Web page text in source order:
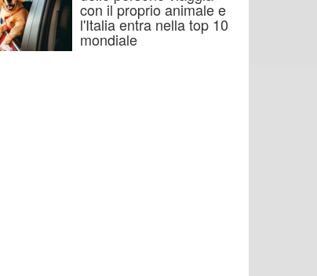
con il proprio animale e
l'Italia entra nella top 10
mondiale